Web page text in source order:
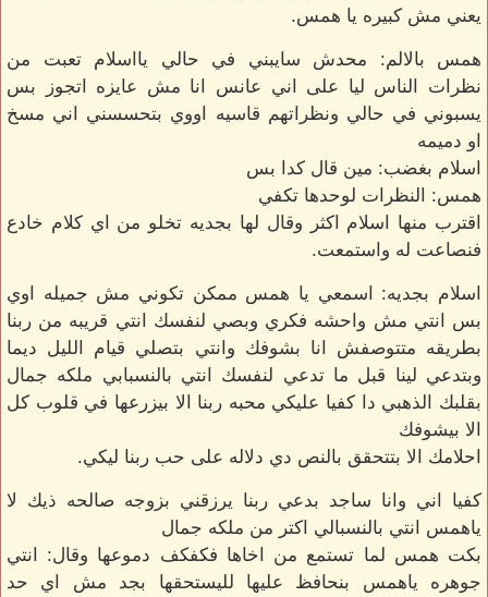
يعني مش كبيره يا همس.
همس بالالم: محدش سايبني في حالي يااسلام تعبت من
نظرات الناس ليا على اني عانس انا مش عايزه اتجوز بس
يسبوني في حالي ونظراتهم قاسيه اووي بتحسسني اني مسخ
او دميمه
اسلام بغضب: مين قال كدا بس
همس: النظرات لوحدها تكفي
اقترب منها اسلام اكثر وقال لها بجديه تخلو من اي كلام خادع
فنصاعت له واستمعت.
اسلام بجديه: اسمعي يا همس ممكن تكوني مش جميله اوي
بس انتي مش واحشه فكري وبصي لنفسك انتي قريبه من ربنا
بطريقه متتوصفش انا بشوفك وانتي بتصلي قيام الليل ديما
وبتدعي لينا قبل ما تدعي لنفسك انتي بالنسبابي ملكه جمال
بقلبك الذهبي دا كفيا عليكي محبه ربنا الا بيزرعها في قلوب كل
الا بيشوفك
احلامك الا بتتحقق بالنص دي دلاله على حب ربنا ليكي.
كفيا اني وانا ساجد بدعي ربنا يرزقني بزوجه صالحه ذيك لا
ياهمس انتي بالنسبالي اكتر من ملكه جمال
بكت همس لما تستمع من اخاها فكفكف دموعها وقال: انتي
جوهره ياهمس بنحافظ عليها لليستحقها بجد مش اي حد